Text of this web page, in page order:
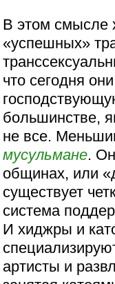
В этом смысле
«успешных»
что сегодня
большинстве,
не все.
мусульмане.
общинах, или
существует
система
И хиджры и
артисты и